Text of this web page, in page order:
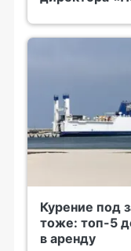
Курение под
тоже: топ-5
в аренду